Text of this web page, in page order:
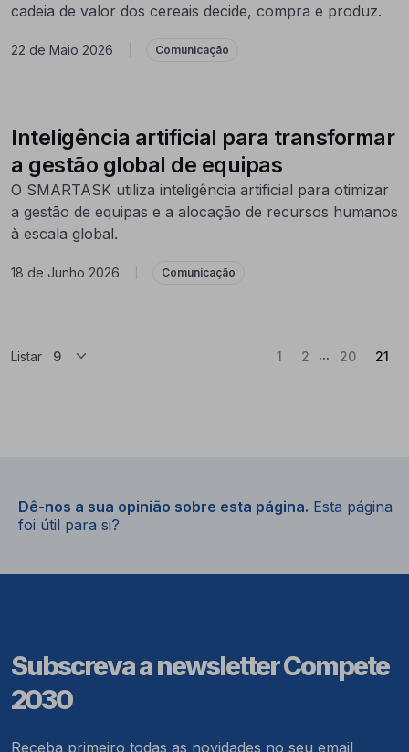
cadeia de valor dos cereais decide, compra e produz.
22 de Maio 2026 Comunicação
Inteligência artificial para transformar
a gestão global de equipas
O SMARTASK utiliza inteligência artificial para otimizar
a gestão de equipas e a alocação de recursos humanos
à escala global.
18 de Junho 2026 Comunicação
Listar 1 2 ... 20 21
Dê-nos a sua opinião sobre esta página. Esta página
foi útil para si?
Subscreva a newsletter Compete
2030
Receba primeiro todas as novidades no seu email